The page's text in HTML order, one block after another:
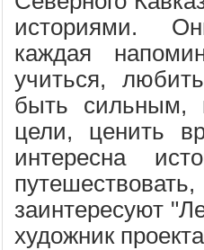
историями.
каждая
учиться,
быть сильным,
цели, ценить
интересна
заинтересуют
художник